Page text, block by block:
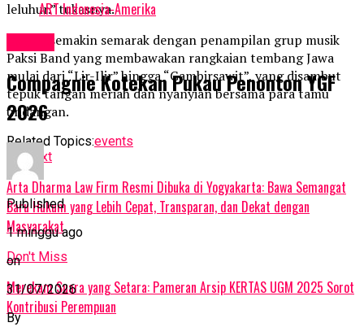
leluhur.” tukasnya.
Malam semakin semarak dengan penampilan grup musik
Paksi Band yang membawakan rangkaian tembang Jawa
mulai dari “Lir-Ilir” hingga “Gambirsawit”, yang disambut
tepuk tangan meriah dan nyanyian bersama para tamu
undangan.
Related Topics:events
Up Next
Arta Dharma Law Firm Resmi Dibuka di Yogyakarta: Bawa Semangat
Baru Hukum yang Lebih Cepat, Transparan, dan Dekat dengan
Masyarakat
Don't Miss
Merekam Suara yang Setara: Pameran Arsip KERTAS UGM 2025 Sorot
Kontribusi Perempuan
ART Indonesia-Amerika
Compagnie Kotekan Pukau Penonton YGF
2026
Published
1 minggu ago
on
31/07/2026
By